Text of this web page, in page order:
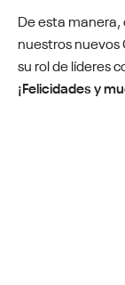
De esta
nuestros
su rol de líderes
¡Felicidades y